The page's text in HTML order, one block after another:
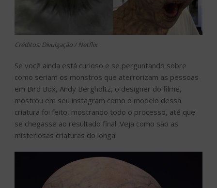
Créditos: Divulgação / Netflix
Se você ainda está curioso e se perguntando sobre
como seriam os monstros que aterrorizam as pessoas
em Bird Box, Andy Bergholtz, o designer do filme,
mostrou em seu instagram como o modelo dessa
criatura foi feito, mostrando todo o processo, até que
se chegasse ao resultado final. Veja como são as
misteriosas criaturas do longa: